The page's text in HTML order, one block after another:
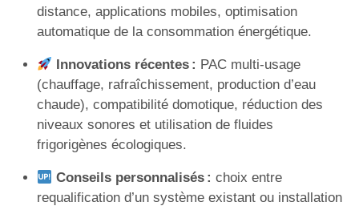
distance, applications mobiles, optimisation
automatique de la consommation énergétique.
Innovations récentes : PAC multi-usage
(chauffage, rafraîchissement, production d’eau
chaude), compatibilité domotique, réduction des
niveaux sonores et utilisation de fluides
frigorigènes écologiques.
Conseils personnalisés : choix entre
requalification d’un système existant ou installation